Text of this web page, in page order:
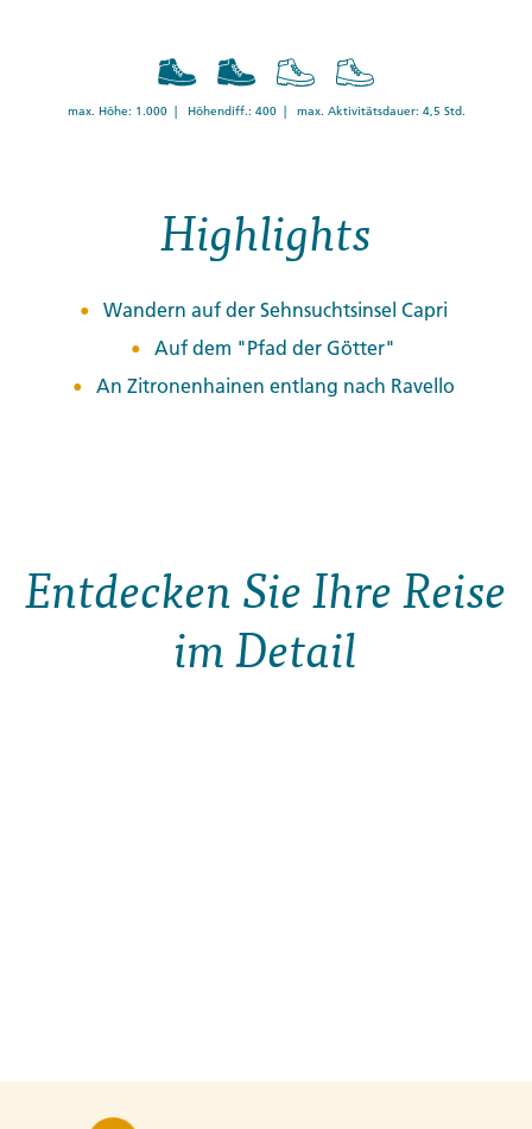
max. Höhe: 1.000 | Höhendiff.: 400 | max. Aktivitätsdauer: 4,5 Std.
Highlights
Wandern auf der Sehnsuchtsinsel Capri
Auf dem "Pfad der Götter"
An Zitronenhainen entlang nach Ravello
Entdecken Sie Ihre Reise
im Detail